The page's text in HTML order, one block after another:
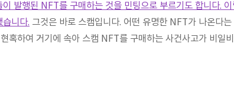
발행된 NFT를 구매하는 것을 민팅으로 부르기도 합니다.
니다. 그것은 바로 스캠입니다. 어떤 유명한 NFT가 나온다
혹하여 거기에 속아 스캠 NFT를 구매하는 사건사고가 비일